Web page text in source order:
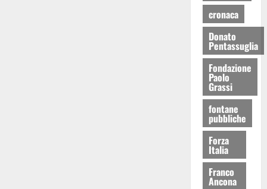
cronaca
Donato
Pentassuglia
Fondazione
Paolo
Grassi
fontane
pubbliche
Forza
Italia
Franco
Ancona